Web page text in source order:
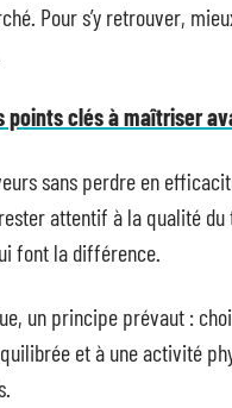
Pour s’y retrouver,
points clés à maîtriser
sans perdre en
attentif à la qualité
font la différence.
un principe prévaut :
et à une activité